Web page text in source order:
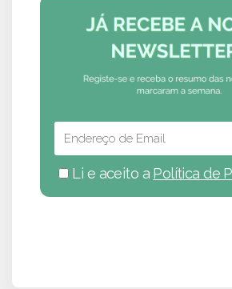
Li e aceito a Política de